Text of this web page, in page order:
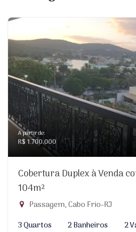
A partir de:
R$ 1.700.000
Cobertura Duplex à Venda
104m²
Passagem, Cabo Frio-RJ
3 Quartos
2 Banheiros 2